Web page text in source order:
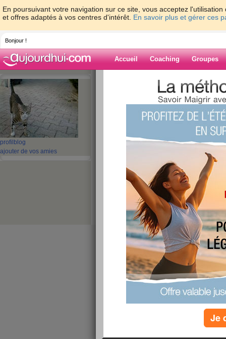
En poursuivant votre navigation sur ce site, vous acceptez
et offres adaptés à vos centres d'intérêt. En savoir plus et gérer ces
Bonjour !
Accueil Coaching Groupes
profil blog
ajouter de vos amies
>
Blog de scardi
21 - 21 »
‹ Préc. 1 2 3 4 5
blog en suspend
publié le 04/10/2010 à 19:24
chers amie virtuelles, je ne parviens plus à
soucis, trop occupé, je remerie celle qui on
je vous embrasse
lire la suite
je recommence
Je